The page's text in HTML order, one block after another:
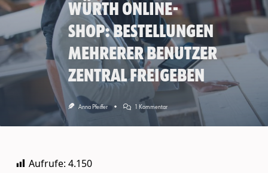
Würth Online-
Shop: Bestellungen
mehrerer Benutzer
zentral freigeben
Anna Pfeiffer 1 KommentarZu
Würth
Aufrufe: 4.150